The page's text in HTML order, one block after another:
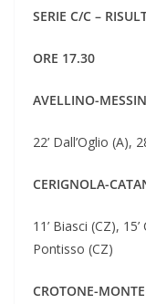
SERIE C/C –
ORE 17.30
AVELLINO-
22’ Dall’Oglio (A),
CERIGNOLA-
11’ Biasci (CZ),
Pontisso (CZ)
CROTONE-